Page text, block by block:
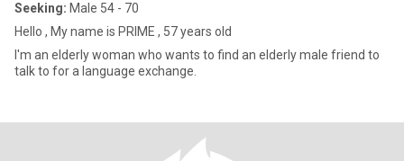
Seeking: Male 54 - 70
Hello , My name is PRIME , 57 years old
I'm an elderly woman who wants to find an elderly male friend to
talk to for a language exchange.